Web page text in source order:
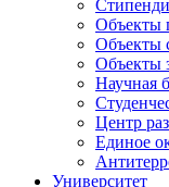
Объекты
Объекты
Объекты
Научная
Центр
Единое
Университет